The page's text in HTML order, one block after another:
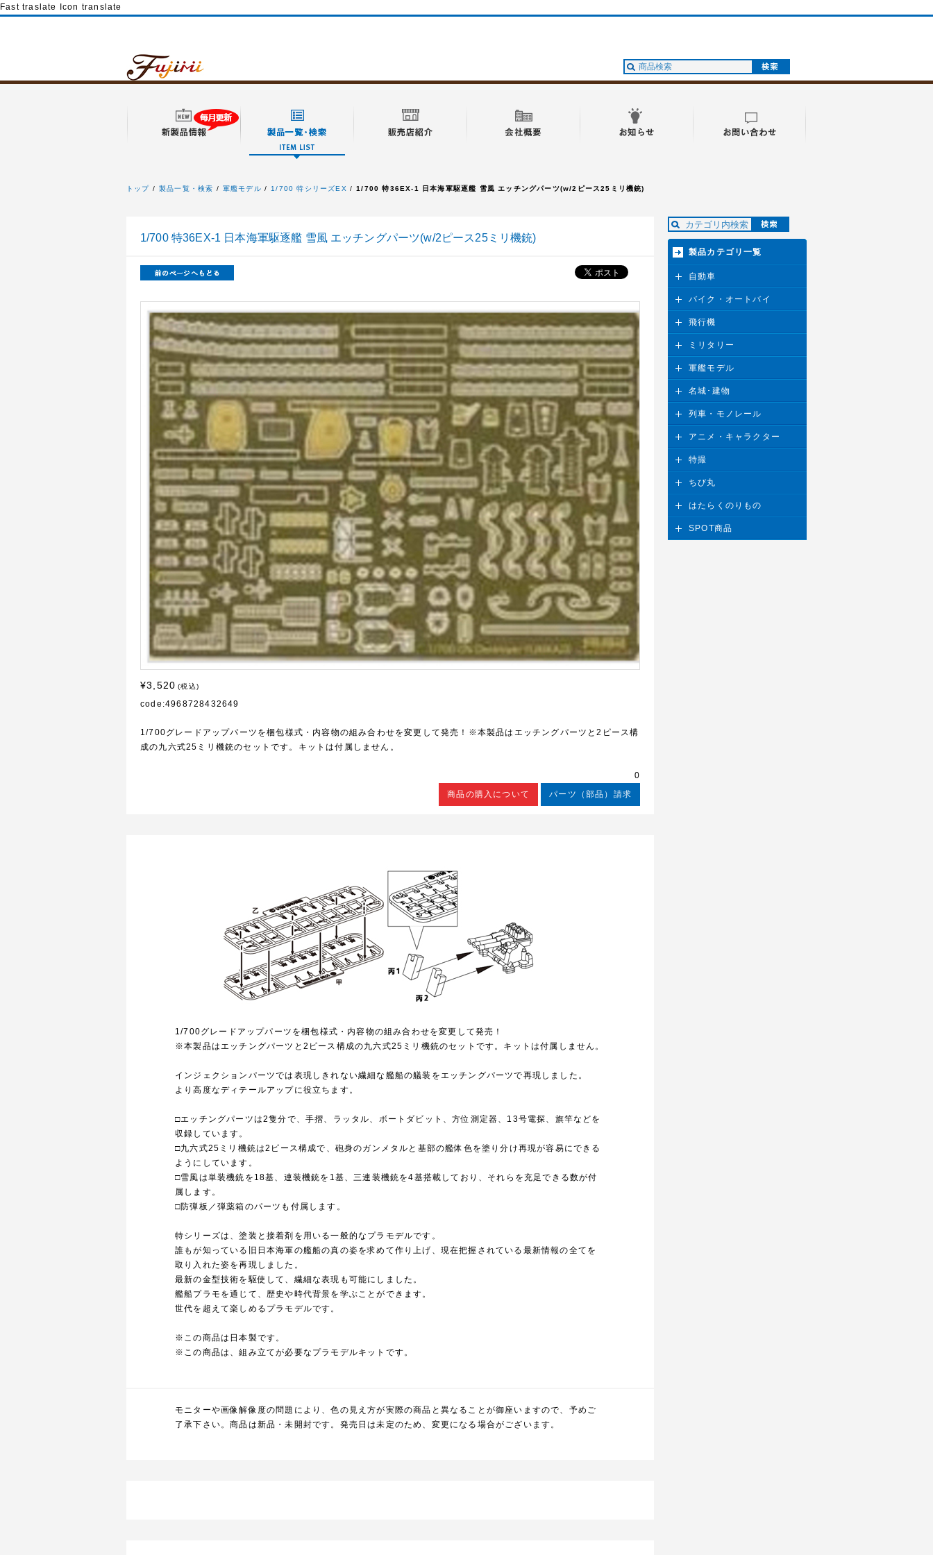
Fast traslate Icon translate
トップ 製品一覧・検索 軍艦モデル 1/700 特シリーズEX 1/700 特36EX-1 日本海軍駆逐艦 雪風 エッチングパーツ(w/2ピース25ミリ機銃)
1/700 特36EX-1 日本海軍駆逐艦 雪風 エッチングパーツ(w/2ピース25ミリ機銃)
¥3,520 (税込)
code:4968728432649
1/700グレードアップパーツを梱包様式・内容物の組み合わせを変更して発売！※本製品はエッチングパーツと2ピース構
成の九六式25ミリ機銃のセットです。キットは付属しません。
商品の購入について パーツ（部品）請求
1/700グレードアップパーツを梱包様式・内容物の組み合わせを変更して発売！
※本製品はエッチングパーツと2ピース構成の九六式25ミリ機銃のセットです。キットは付属しません。
インジェクションパーツでは表現しきれない繊細な艦船の艤装をエッチングパーツで再現しました。
より高度なディテールアップに役立ちます。
□エッチングパーツは2隻分で、手摺、ラッタル、ボートダビット、方位測定器、13号電探、旗竿などを
収録しています。
□九六式25ミリ機銃は2ピース構成で、砲身のガンメタルと基部の艦体色を塗り分け再現が容易にできる
ようにしています。
□雪風は単装機銃を18基、連装機銃を1基、三連装機銃を4基搭載しており、それらを充足できる数が付
属します。
□防弾板／弾薬箱のパーツも付属します。
特シリーズは、塗装と接着剤を用いる一般的なプラモデルです。
誰もが知っている旧日本海軍の艦船の真の姿を求めて作り上げ、現在把握されている最新情報の全てを
取り入れた姿を再現しました。
最新の金型技術を駆使して、繊細な表現も可能にしました。
艦船プラモを通じて、歴史や時代背景を学ぶことができます。
世代を超えて楽しめるプラモデルです。
※この商品は日本製です。
※この商品は、組み立てが必要なプラモデルキットです。
モニターや画像解像度の問題により、色の見え方が実際の商品と異なることが御座いますので、予めご
了承下さい。商品は新品・未開封です。発売日は未定のため、変更になる場合がございます。
製品カテゴリ一覧
自動車
バイク・オートバイ
飛行機
ミリタリー
軍艦モデル
名城･建物
列車・モノレール
アニメ・キャラクター
特撮
ちび丸
はたらくのりもの
SPOT商品